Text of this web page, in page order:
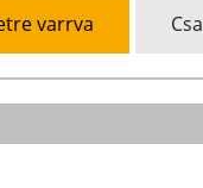
varrva